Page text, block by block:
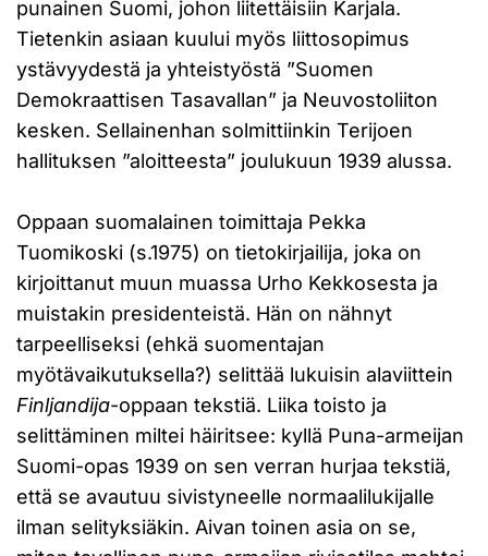
punainen Suomi, johon liitettäisiin Karjala.
Tietenkin asiaan kuului myös liittosopimus
ystävyydestä ja yhteistyöstä ”Suomen
Demokraattisen Tasavallan” ja Neuvostoliiton
kesken. Sellainenhan solmittiinkin Terijoen
hallituksen ”aloitteesta” joulukuun 1939 alussa.
Oppaan suomalainen toimittaja Pekka
Tuomikoski (s.1975) on tietokirjailija, joka on
kirjoittanut muun muassa Urho Kekkosesta ja
muistakin presidenteistä. Hän on nähnyt
tarpeelliseksi (ehkä suomentajan
myötävaikutuksella?) selittää lukuisin alaviittein
Finljandija-oppaan tekstiä. Liika toisto ja
selittäminen miltei häiritsee: kyllä Puna-armeijan
Suomi-opas 1939 on sen verran hurjaa tekstiä,
että se avautuu sivistyneelle normaalilukijalle
ilman selityksiäkin. Aivan toinen asia on se,